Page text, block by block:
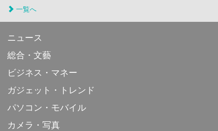
一覧へ
ニュース
総合・文藝
ビジネス・マネー
ガジェット・トレンド
パソコン・モバイル
カメラ・写真